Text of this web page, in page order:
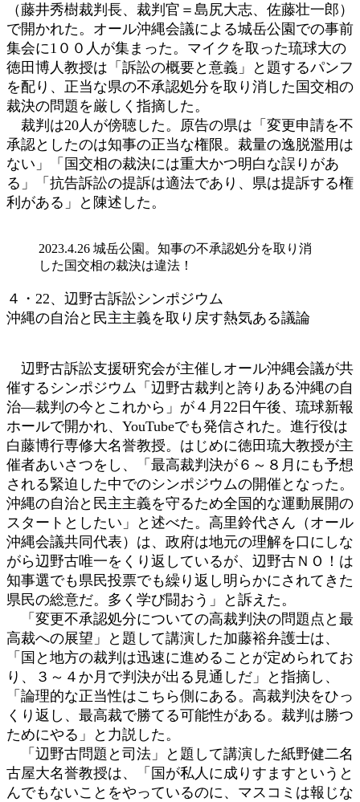
（藤井秀樹裁判長、裁判官＝島尻大志、佐藤壮一郎）
で開かれた。オール沖縄会議による城岳公園での事前
集会に1００人が集まった。マイクを取った琉球大の
徳田博人教授は「訴訟の概要と意義」と題するパンフ
を配り、正当な県の不承認処分を取り消した国交相の
裁決の問題を厳しく指摘した。
裁判は20人が傍聴した。原告の県は「変更申請を不
承認としたのは知事の正当な権限。裁量の逸脱濫用は
ない」「国交相の裁決には重大かつ明白な誤りがあ
る」「抗告訴訟の提訴は適法であり、県は提訴する権
利がある」と陳述した。
2023.4.26 城岳公園。知事の不承認処分を取り消
した国交相の裁決は違法！
４・22、辺野古訴訟シンポジウム
沖縄の自治と民主主義を取り戻す熱気ある議論
辺野古訴訟支援研究会が主催しオール沖縄会議が共
催するシンポジウム「辺野古裁判と誇りある沖縄の自
治―裁判の今とこれから」が４月22日午後、琉球新報
ホールで開かれ、YouTubeでも発信された。進行役は
白藤博行専修大名誉教授。はじめに徳田琉大教授が主
催者あいさつをし、「最高裁判決が６～８月にも予想
される緊迫した中でのシンポジウムの開催となった。
沖縄の自治と民主主義を守るため全国的な運動展開の
スタートとしたい」と述べた。高里鈴代さん（オール
沖縄会議共同代表）は、政府は地元の理解を口にしな
がら辺野古唯一をくり返しているが、辺野古ＮＯ！は
知事選でも県民投票でも繰り返し明らかにされてきた
県民の総意だ。多く学び闘おう」と訴えた。
「変更不承認処分についての高裁判決の問題点と最
高裁への展望」と題して講演した加藤裕弁護士は、
「国と地方の裁判は迅速に進めることが定められてお
り、３～４か月で判決が出る見通しだ」と指摘し、
「論理的な正当性はこちら側にある。高裁判決をひっ
くり返し、最高裁で勝てる可能性がある。裁判は勝つ
ためにやる」と力説した。
「辺野古問題と司法」と題して講演した紙野健二名
古屋大名誉教授は、「国が私人に成りすますというと
んでもないことをやっているのに、マスコミは報じな